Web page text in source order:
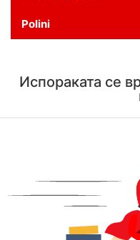
Polini
Испораката се